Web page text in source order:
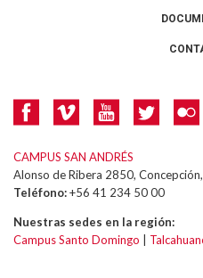
CAMPUS SAN ANDRÉS
Alonso de Ribera 2850,
Teléfono:+56 41 234 50 00
Nuestras sedes en la región:
Campus Santo Domingo